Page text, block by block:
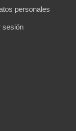
personales
sesión